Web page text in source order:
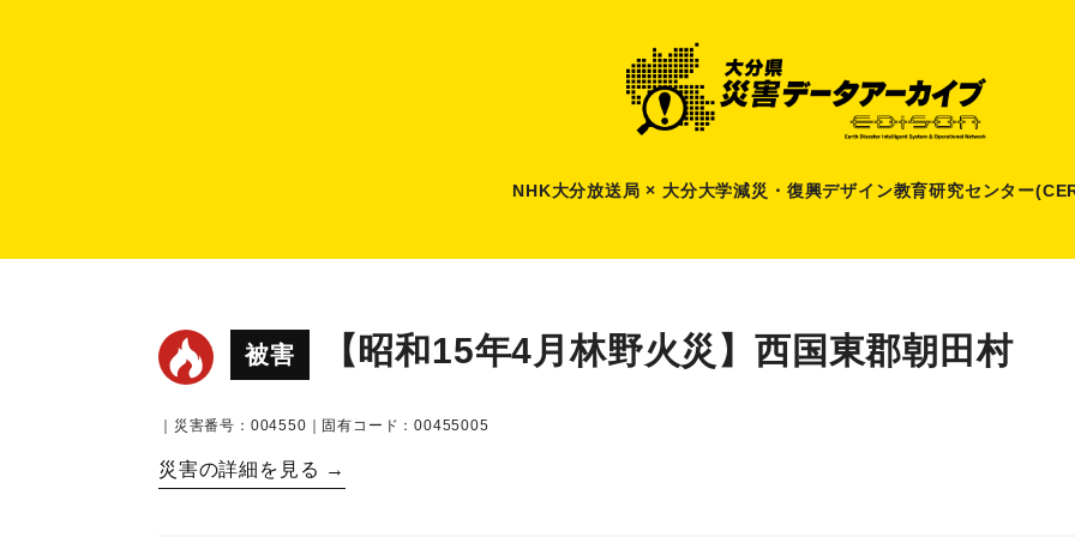
NHK大分放送局 × 大分大学減災 ・ 復興デザイン教育研究センター
被害 【昭和15年4月林野火災】西国東郡朝田村
｜災害番号：004550｜固有コード：00455005
災害の詳細を見る →